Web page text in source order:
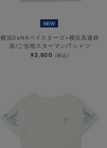
NEW
横浜DeNAベイスターズ×横浜高速鉄
道/ご当地スターマン/Tシャツ
¥3,800 (税込)